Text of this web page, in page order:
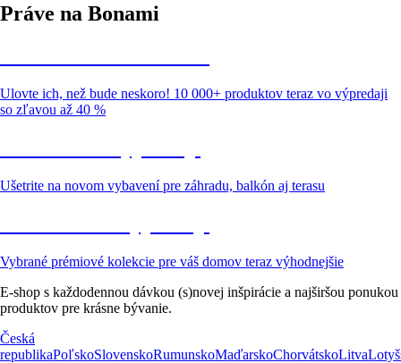
Práve na Bonami
Ulovte ich, než bude neskoro! 10 000+ produktov teraz vo výpredaji
so zľavou až 40 %
Ušetrite na novom vybavení pre záhradu, balkón aj terasu
Vybrané prémiové kolekcie pre váš domov teraz výhodnejšie
E-shop s každodennou dávkou (s)novej inšpirácie a najširšou ponukou
produktov pre krásne bývanie.
Česká
republikaPoľskoSlovenskoRumunskoMaďarskoChorvátskoLitva